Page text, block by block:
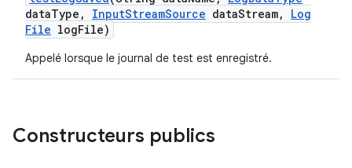
dataType , InputStreamSource dataStream,
Log
File logFile)
Appelé lorsque le journal de test est enregistré.
Constructeurs publics